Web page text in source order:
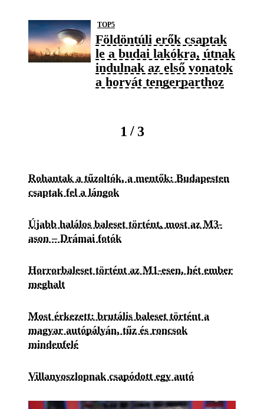
TOP5
Földöntúli erők csaptak
le a budai lakókra, útnak
indulnak az első vonatok
a horvát tengerparthoz
1 / 3
Rohantak a tűzoltók, a mentők: Budapesten
csaptak fel a lángok
Újabb halálos baleset történt, most az M3-
ason – Drámai fotók
Horrorbaleset történt az M1-esen, hét ember
meghalt
Most érkezett: brutális baleset történt a
magyar autópályán, tűz és roncsok
mindenfelé
Villanyoszlopnak csapódott egy autó